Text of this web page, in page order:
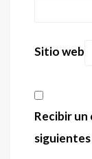
Sitio web
Recibir